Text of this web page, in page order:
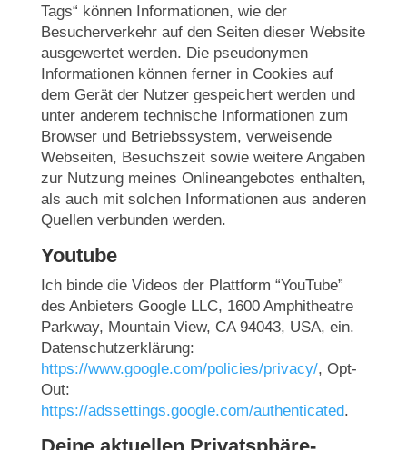
Tags“ können Informationen, wie der
Besucherverkehr auf den Seiten dieser Website
ausgewertet werden. Die pseudonymen
Informationen können ferner in Cookies auf
dem Gerät der Nutzer gespeichert werden und
unter anderem technische Informationen zum
Browser und Betriebssystem, verweisende
Webseiten, Besuchszeit sowie weitere Angaben
zur Nutzung meines Onlineangebotes enthalten,
als auch mit solchen Informationen aus anderen
Quellen verbunden werden.
Youtube
Ich binde die Videos der Plattform “YouTube”
des Anbieters Google LLC, 1600 Amphitheatre
Parkway, Mountain View, CA 94043, USA, ein.
Datenschutzerklärung:
https://www.google.com/policies/privacy/, Opt-
Out:
https://adssettings.google.com/authenticated.